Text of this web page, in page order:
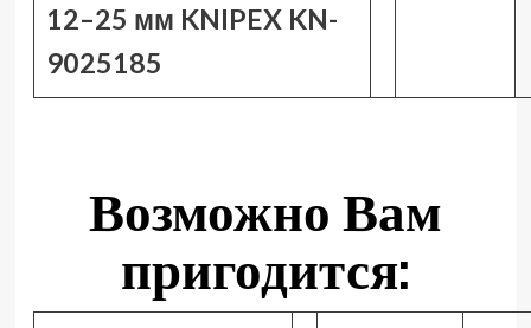
12–25 мм KNIPEX KN-
9025185
Возможно Вам
пригодится: